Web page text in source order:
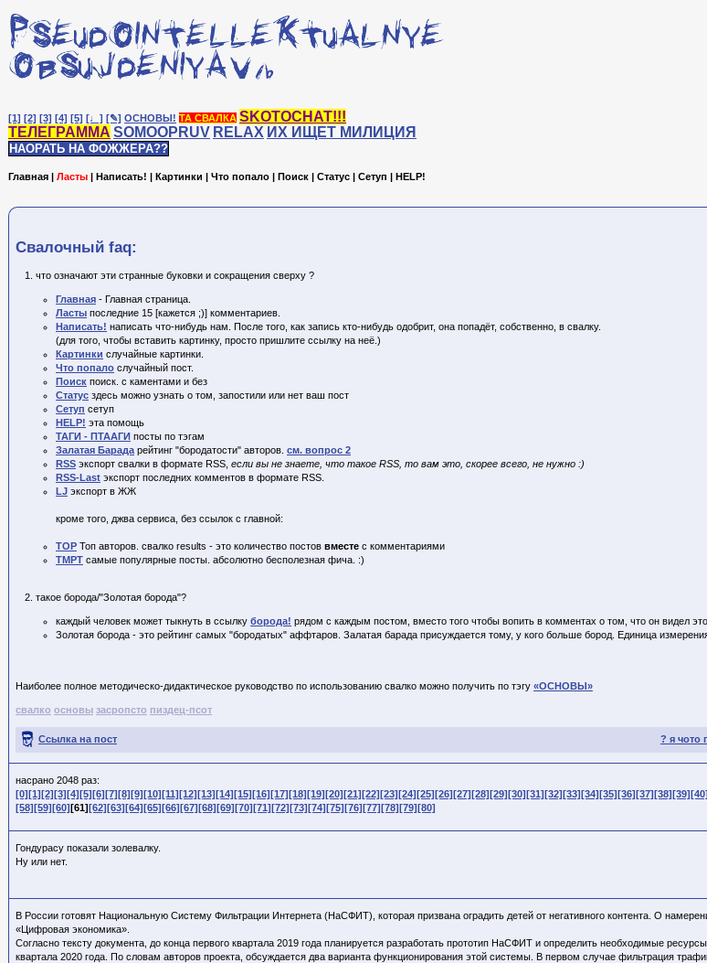
[1] [2] [3] [4] [5] [♩] [✎] ОСНОВЫ! ТА СВАЛКА SKOTOCHAT!!!
ТЕЛЕГРАММА SOMOOPRUV RELAX ИХ ИЩЕТ МИЛИЦИЯ
НАОРАТЬ НА ФОЖЖЕРА??
Главная | Ласты | Написать! | Картинки | Что попало | Поиск | Статус | Сетуп | HELP!
Cвалочный faq:
что означают эти странные буковки и сокращения сверху ?
Главная - Главная страница.
Ласты последние 15 [кажется ;)] комментариев.
Написать! написать что-нибудь нам. После того, как запись кто-нибудь одобрит, она попадёт, собственно, в свалку.
(для того, чтобы вставить картинку, просто пришлите ссылку на неё.)
Картинки случайные картинки.
Что попало случайный пост.
Поиск поиск. с каментами и без
Статус здесь можно узнать о том, запостили или нет ваш пост
Сетуп сетуп
HELP! эта помощь
ТАГИ - ПТААГИ посты по тэгам
Залатая Барада рейтинг "бородатости" авторов. см. вопрос 2
RSS экспорт свалки в формате RSS, если вы не знаете, что такое RSS, то вам это, скорее всего, не нужно :)
RSS-Last экспорт последних комментов в формате RSS.
LJ экспорт в ЖЖ
кроме того, джва сервиса, без ссылок с главной:
TOP Топ авторов. свалко results - это количество постов вместе с комментариями
TMPT самые популярные посты. абсолютно бесполезная фича. :)
такое борода/"Золотая борода"?
каждый человек может тыкнуть в ссылку борода! рядом с каждым постом, вместо того чтобы вопить в комментах о том, что он видел
Золотая борода - это рейтинг самых "бородатых" аффтаров. Залатая барада присуждается тому, у кого больше бород. Единица
Наиболее полное методическо-дидактическое руководство по использованию свалко можно получить по тэгу «ОСНОВЫ»
свалко основы засропсто пиздец-псот
? я чото
Ссылка на пост
насрано 2048 раз:
[0][1][2][3][4][5][6][7][8][9][10][11][12][13][14][15][16][17][18][19][20][21][22][23][24][25][26][27][28][29][30][31][32][33][34][35][36][37][38][39][40]
[58][59][60][61][62][63][64][65][66][67][68][69][70][71][72][73][74][75][76][77][78][79][80]
Гондурасу показали золевалку.
Ну или нет.
В России готовят Национальную Систему Фильтрации Интернета (НаСФИТ), которая призвана оградить детей от негативного контента. О
«Цифровая экономика».
Согласно тексту документа, до конца первого квартала 2019 года планируется разработать прототип НаСФИТ и определить необходимые
квартала 2020 года. По словам авторов проекта, обсуждается два варианта функционирования этой системы. В первом случае фильтрация